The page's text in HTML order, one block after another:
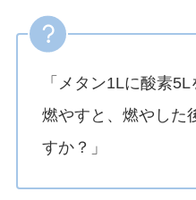
「メタン1Lに酸素
燃やすと、燃やした
すか？」